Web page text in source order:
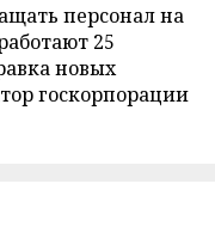
персонал на
25
новых
госкорпорации